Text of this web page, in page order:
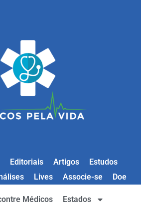
Editoriais Artigos
Estudos
Lives Associe-se Doe
Médicos Estados